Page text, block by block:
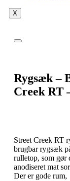
X
Rygsæk –
Creek RT
Street Creek RT
brugbar rygsæk
rulletop, som gør
anodiseret mat
Der er gode rum,